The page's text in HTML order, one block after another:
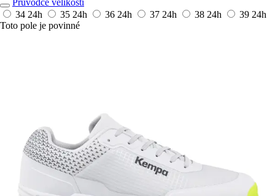
Průvodce velikostí
34 24h 35 24h 36 24h 37 24h 38 24h 39 24h
Toto pole je povinné